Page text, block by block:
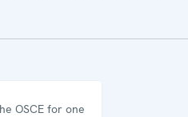
OSCE for one